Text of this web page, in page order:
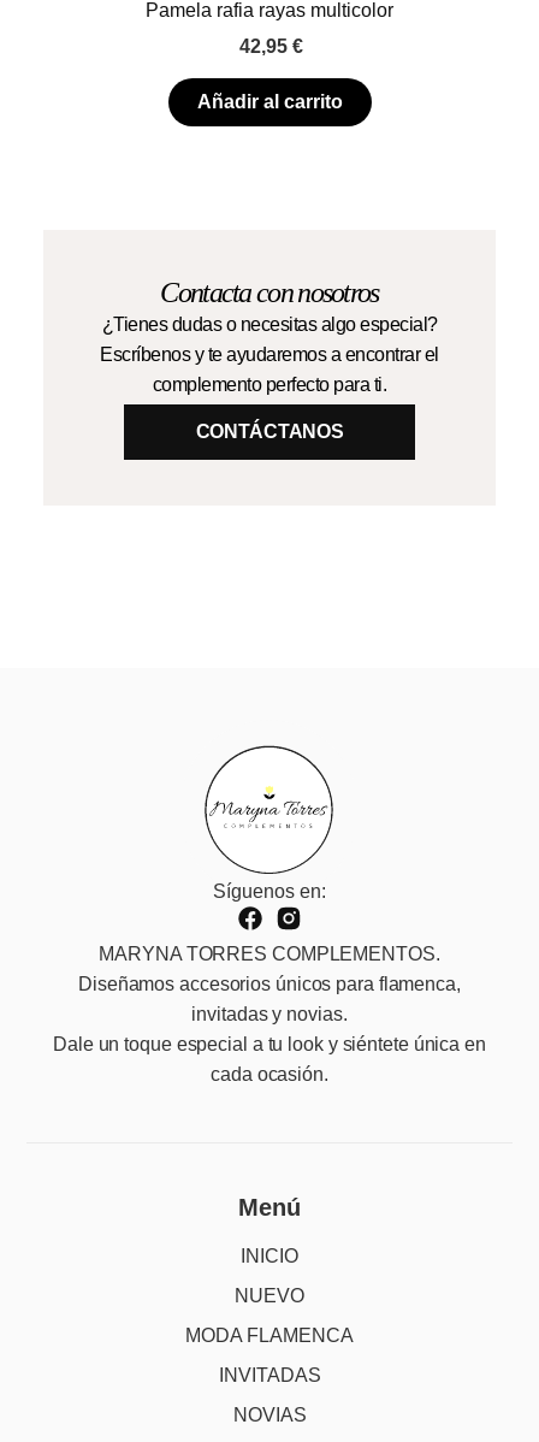
Pamela rafia rayas multicolor
42,95 €
Añadir al carrito
Contacta con nosotros
¿Tienes dudas o necesitas algo especial?
Escríbenos y te ayudaremos a encontrar el
complemento perfecto para ti.
CONTÁCTANOS
Síguenos en:
MARYNA TORRES COMPLEMENTOS.
Diseñamos accesorios únicos para flamenca,
invitadas y novias.
Dale un toque especial a tu look y siéntete única en
cada ocasión.
Menú
INICIO
NUEVO
MODA FLAMENCA
INVITADAS
NOVIAS